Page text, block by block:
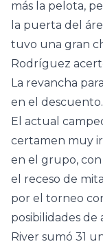
más la pelota,
la puerta del
tuvo una gran
Rodríguez
La revancha
en el descuento.
El actual
certamen muy
en el grupo,
el receso de
por el torneo
posibilidades de
River sumó 31